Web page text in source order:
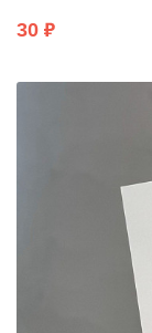
30